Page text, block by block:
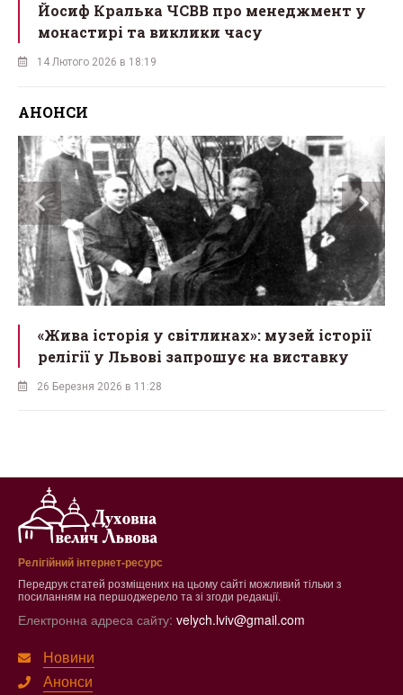
Йосиф Кралька ЧСВВ про менеджмент у
монастирі та виклики часу
14 Лютого 2026 в 18:19
АНОНСИ
«Жива історія у світлинах»: музей історії
релігії у Львові запрошує на виставку
26 Березня 2026 в 11:28
Релігійний інтернет-ресурс
Передрук статей розміщених на цьому сайті можливий тільки з
посиланням на першоджерело та зі згоди редакції.
Електронна адреса сайту: velych.lviv@gmail.com
Новини
Анонси